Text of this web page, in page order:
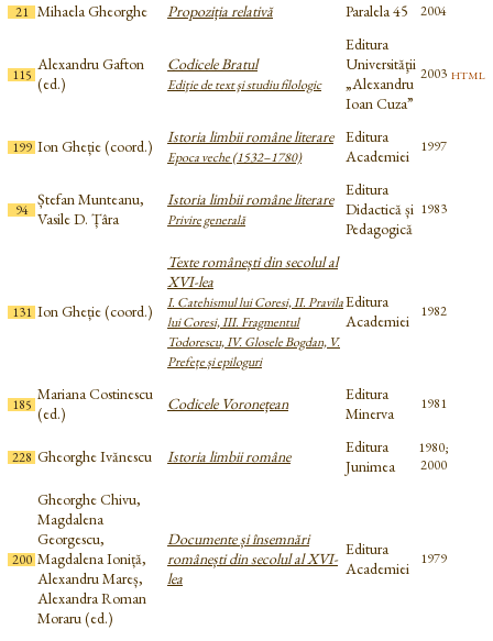
21 Mihaela Gheorghe Propoziția relativă Paralela 45 2004
115
Alexandru Gafton
(ed.)
Codicele Bratul
Ediţie de text şi studiu filologic
Editura
Universităţii
„Alexandru
Ioan Cuza”
2003 html
199 Ion Gheție (coord.) Istoria limbii române literare
Epoca veche (1532–1780)
Editura
Academiei
1997
94
Ștefan Munteanu,
Vasile D. Țâra
Istoria limbii române literare
Privire generală
Editura
Didactică și
Pedagogică
1983
131 Ion Gheție (coord.)
Texte românești din secolul al
XVI-lea
I. Catehismul lui Coresi, II. Pravila
lui Coresi, III. Fragmentul
Todorescu, IV. Glosele Bogdan, V.
Prefețe și epiloguri
Editura
Academiei
1982
185
Mariana Costinescu
(ed.)
Codicele Voronețean
Editura
Minerva
1981
228 Gheorghe Ivănescu Istoria limbii române
Editura
Junimea
1980;
2000
200
Gheorghe Chivu,
Magdalena
Georgescu,
Magdalena Ioniță,
Alexandru Mareș,
Alexandra Roman
Moraru (ed.)
Documente și însemnări
românești din secolul al XVI-
lea
Editura
Academiei
1979